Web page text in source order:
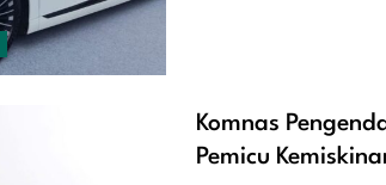
Komnas
Pemicu